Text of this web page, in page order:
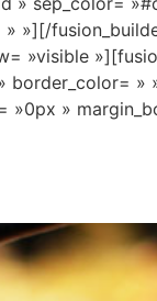
»][/
»visible
»0px »